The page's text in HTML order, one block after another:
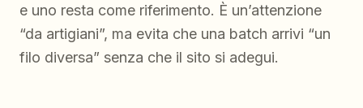
e uno resta come riferimento. È un’attenzione
“da artigiani”, ma evita che una batch arrivi “un
filo diversa” senza che il sito si adegui.